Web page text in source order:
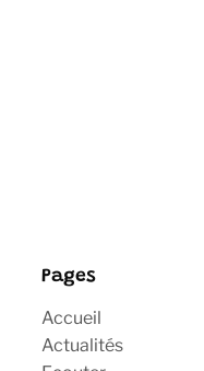
Pages
Accueil
Actualités